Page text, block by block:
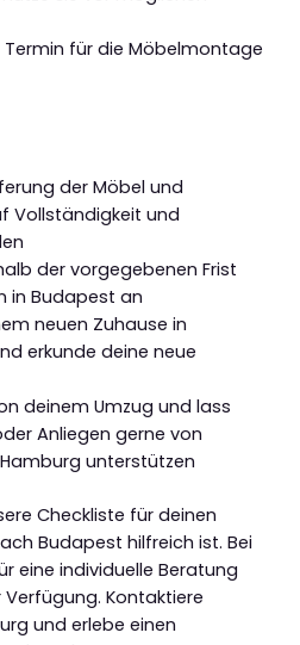
Termin für die Möbelmontage
der Möbel und
Vollständigkeit und
der vorgegebenen Frist
in Budapest an
neuen Zuhause in
erkunde deine neue
deinem Umzug und lass
Anliegen gerne von
unterstützen
Checkliste für deinen
Budapest hilfreich ist. Bei
eine individuelle Beratung
Kontaktiere
und erlebe einen